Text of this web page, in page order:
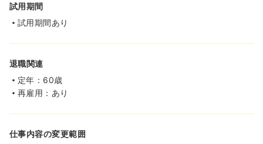
試用期間
試用期間あり
退職関連
定年：60歳
再雇用：あり
仕事内容の変更範囲